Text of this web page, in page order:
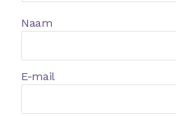
Naam
E-mail